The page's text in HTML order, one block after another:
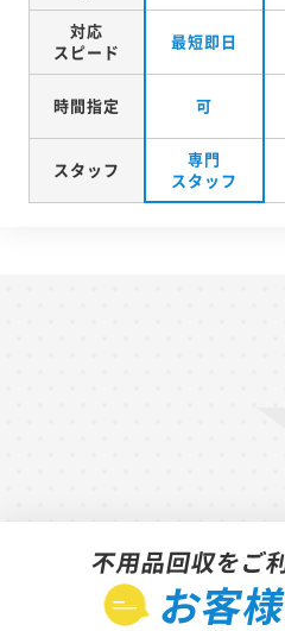
対応
スピード
最短即日
時間指定 可
スタッフ
専門
スタッフ
不用品回収をご
お客